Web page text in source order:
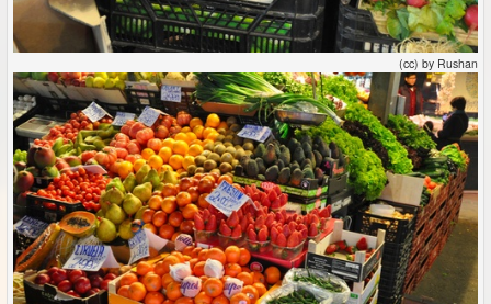
(cc) by Rushan